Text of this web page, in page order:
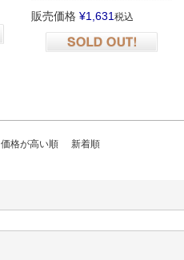
販売価格 ¥1,631 税込
価格が高い順 新着順